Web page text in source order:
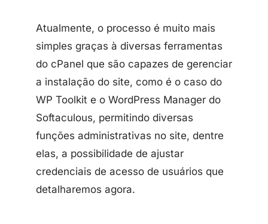
Atualmente, o processo é muito mais
simples graças à diversas ferramentas
do cPanel que são capazes de gerenciar
a instalação do site, como é o caso do
WP Toolkit e o WordPress Manager do
Softaculous, permitindo diversas
funções administrativas no site, dentre
elas, a possibilidade de ajustar
credenciais de acesso de usuários que
detalharemos agora.